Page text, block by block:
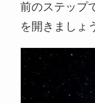
前のステップ
を開きましょ